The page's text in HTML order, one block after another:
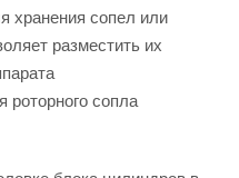
хранения сопел или
разместить их
роторного сопла